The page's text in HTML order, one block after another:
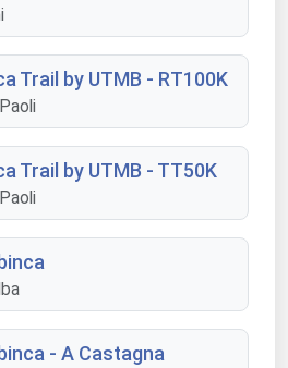
Trail by UTMB - RT100K
Trail by UTMB - TT50K
- A Castagna